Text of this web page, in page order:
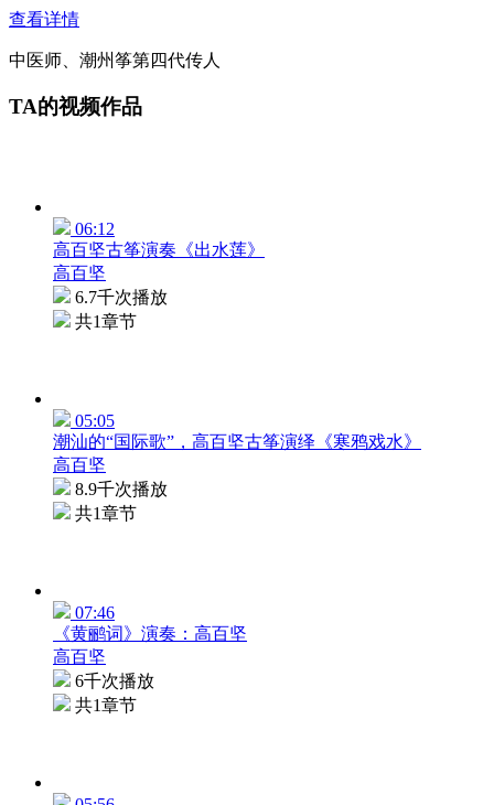
查看详情
中医师、潮州筝第四代传人
TA的视频作品
06:12
高百坚古筝演奏《出水莲》
高百坚
6.7千次播放
共1章节
05:05
潮汕的“国际歌”，高百坚古筝演绎《寒鸦戏水》
高百坚
8.9千次播放
共1章节
07:46
《黄鹂词》演奏：高百坚
高百坚
6千次播放
共1章节